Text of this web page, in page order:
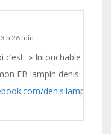
h 26 min
» Intouchable »
FB lampin denis
denis.lampin